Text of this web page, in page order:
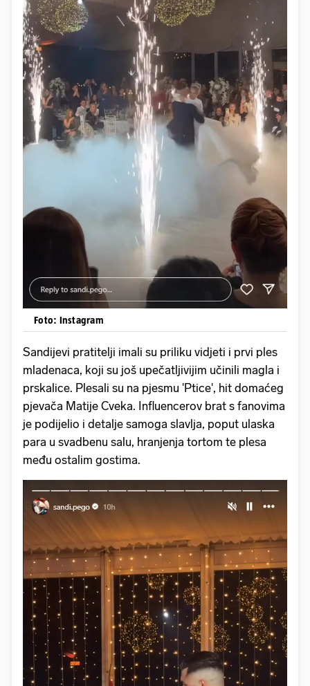
Foto: Instagram
Sandijevi pratitelji imali su priliku vidjeti i prvi ples
mladenaca, koji su još upečatljivijim učinili magla i
prskalice. Plesali su na pjesmu 'Ptice', hit domaćeg
pjevača Matije Cveka. Influencerov brat s fanovima
je podijelio i detalje samoga slavlja, poput ulaska
para u svadbenu salu, hranjenja tortom te plesa
među ostalim gostima.